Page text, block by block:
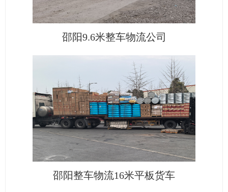
邵阳9.6米整车物流公司
邵阳整车物流16米平板货车